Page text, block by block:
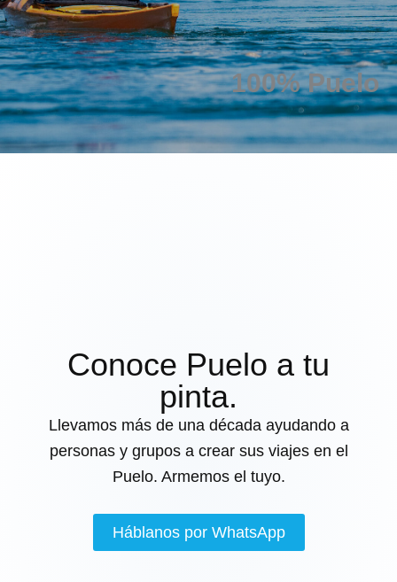
100% Puelo
Conoce Puelo a tu
pinta.
Llevamos más de una década ayudando a
personas y grupos a crear sus viajes en el
Puelo. Armemos el tuyo.
Háblanos por WhatsApp